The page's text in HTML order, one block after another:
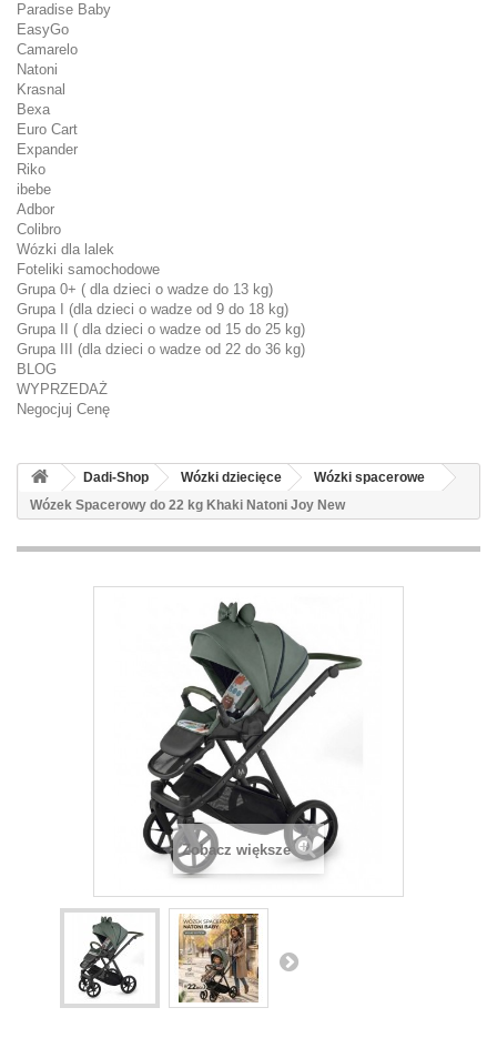
Paradise Baby
EasyGo
Camarelo
Natoni
Krasnal
Bexa
Euro Cart
Expander
Riko
ibebe
Adbor
Colibro
Wózki dla lalek
Foteliki samochodowe
Grupa 0+ ( dla dzieci o wadze do 13 kg)
Grupa I (dla dzieci o wadze od 9 do 18 kg)
Grupa II ( dla dzieci o wadze od 15 do 25 kg)
Grupa III (dla dzieci o wadze od 22 do 36 kg)
BLOG
WYPRZEDAŻ
Negocjuj Cenę
Dadi-Shop Wózki dziecięce
Wózki spacerowe
Wózek Spacerowy do 22 kg Khaki Natoni Joy New
Zobacz większe